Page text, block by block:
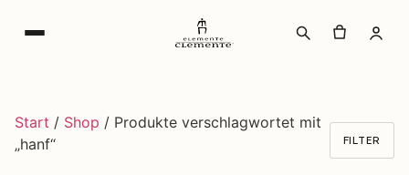
Inhalt
Start / Shop / Produkte verschlagwortet mit
„hanf“
FILTER